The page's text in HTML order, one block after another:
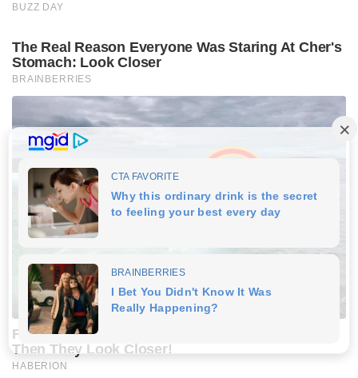
BUZZ DAY
The Real Reason Everyone Was Staring At Cher's
Stomach: Look Closer
BRAINBERRIES
Fishermen See An Animal On An Iceberg, But
Then They Look Closer!
HABERION